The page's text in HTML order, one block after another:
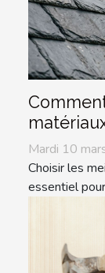
Mardi 10
Choisir les
essentiel